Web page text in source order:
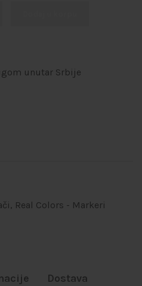
unutar Srbije
, Real Colors - Markeri
Dostava